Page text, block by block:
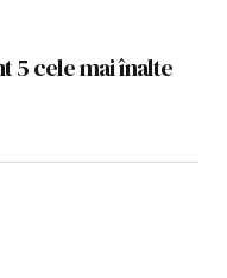
5 cele mai înalte